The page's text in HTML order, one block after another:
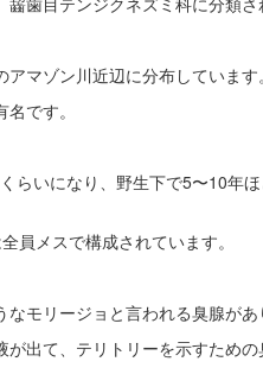
マゾン川近辺に分布しています。
です。
らいになり、野生下で5〜10年
員メスで構成されています。
モリージョと言われる臭腺があ
出て、テリトリーを示すための